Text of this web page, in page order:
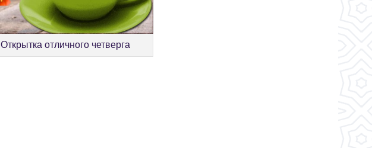
Открытка отличного четверга